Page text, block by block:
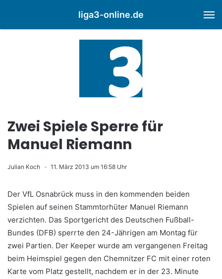
liga3-online.de
Zwei Spiele Sperre für
Manuel Riemann
Julian Koch 11. März 2013 um 16:58 Uhr
Der VfL Osnabrück muss in den kommenden beiden
Spielen auf seinen Stammtorhüter Manuel Riemann
verzichten. Das Sportgericht des Deutschen Fußball-
Bundes (DFB) sperrte den 24-Jährigen am Montag für
zwei Partien. Der Keeper wurde am vergangenen Freitag
beim Heimspiel gegen den Chemnitzer FC mit einer roten
Karte vom Platz gestellt, nachdem er in der 23. Minute